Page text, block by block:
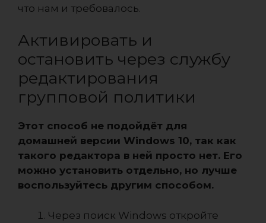
что нам и требовалось.
Активировать и
остановить через службу
редактирования
групповой политики
Этот способ не подойдёт для
домашней версии Windows 10, так как
такого редактора в ней просто нет. Его
можно установить отдельно, но лучше
воспользуйтесь другим способом.
Через поиск Windows откройте